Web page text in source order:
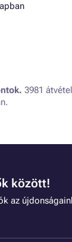
3981
között!
az